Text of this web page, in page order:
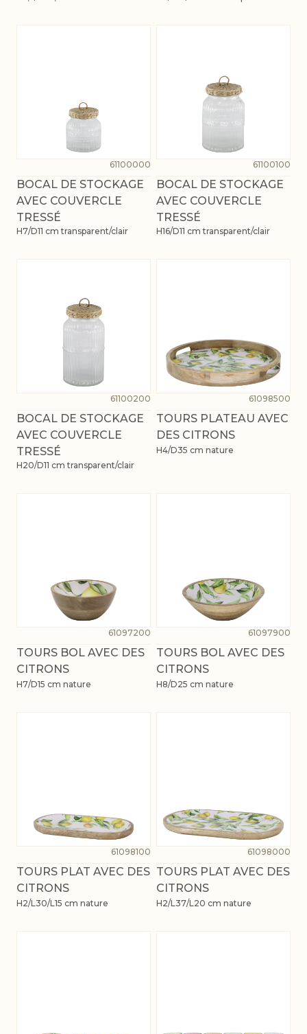
61100000
BOCAL DE STOCKAGE
AVEC COUVERCLE
TRESSÉ
H7/D11 cm transparent/clair
61100100
BOCAL DE STOCKAGE
AVEC COUVERCLE
TRESSÉ
H16/D11 cm transparent/clair
61100200
BOCAL DE STOCKAGE
AVEC COUVERCLE
TRESSÉ
H20/D11 cm transparent/clair
61098500
TOURS PLATEAU AVEC
DES CITRONS
H4/D35 cm nature
61097200
TOURS BOL AVEC DES
CITRONS
H7/D15 cm nature
61097900
TOURS BOL AVEC DES
CITRONS
H8/D25 cm nature
61098100
TOURS PLAT AVEC DES
CITRONS
H2/L30/L15 cm nature
61098000
TOURS PLAT AVEC DES
CITRONS
H2/L37/L20 cm nature